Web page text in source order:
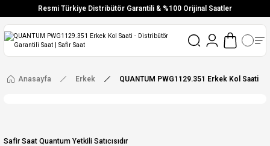
Resmi Türkiye Distribütör Garantili & %100 Orijinal Saatler
Vade Farksız 6 Taksit
Ücretsiz Kargo
Anasayfa Erkek QUANTUM PWG1129.351 Erkek Kol Saati
Safir Saat Quantum Yetkili Satıcısıdır